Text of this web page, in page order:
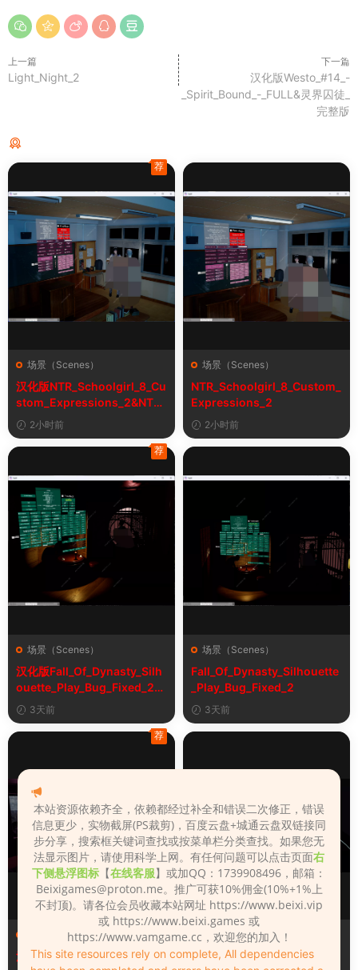
上一篇
Light_Night_2
下一篇
汉化版Westo_#14_-
_Spirit_Bound_-_FULL&灵界囚徒_
完整版
场景（Scenes）
汉化版NTR_Schoolgirl_8_Cu
stom_Expressions_2&NTR
女学生8自定义表情
2小时前
荐
场景（Scenes）
NTR_Schoolgirl_8_Custom_
Expressions_2
2小时前
场景（Scenes）
汉化版Fall_Of_Dynasty_Silh
ouette_Play_Bug_Fixed_2&
《王朝陨落》剪影玩法修复版
3天前
荐
场景（Scenes）
Fall_Of_Dynasty_Silhouette
_Play_Bug_Fixed_2
3天前
场景（Scenes）
汉化版魔改7_夜上海_4+原版
荐
场景（Scenes）
汉化版Sex_Machina_Extend
本站资源依赖齐全，依赖都经过补全和错误二次修正，错误
信息更少，实物截屏(PS裁剪)，百度云盘+城通云盘双链接同
步分享，搜索框关键词查找或按菜单栏分类查找。如果您无
法显示图片，请使用科学上网。有任何问题可以点击页面右
下侧悬浮图标 【在线客服】或加QQ：1739908496，邮箱：
Beixigames@proton.me。推广可获10%佣金(10%+1%上
不封顶)。请各位会员收藏本站网址 https://www.beixi.vip
或 https://www.beixi.games 或
https://www.vamgame.cc，欢迎您的加入！
This site resources rely on complete, All dependencies